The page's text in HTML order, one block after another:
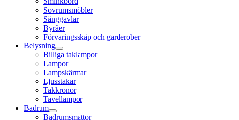
Sovrumsmöbler
Sänggavlar
Byråer
Förvaringsskåp och garderober
Belysning
Billiga taklampor
Lampor
Lampskärmar
Ljusstakar
Takkronor
Tavellampor
Badrum
Badrumsmattor